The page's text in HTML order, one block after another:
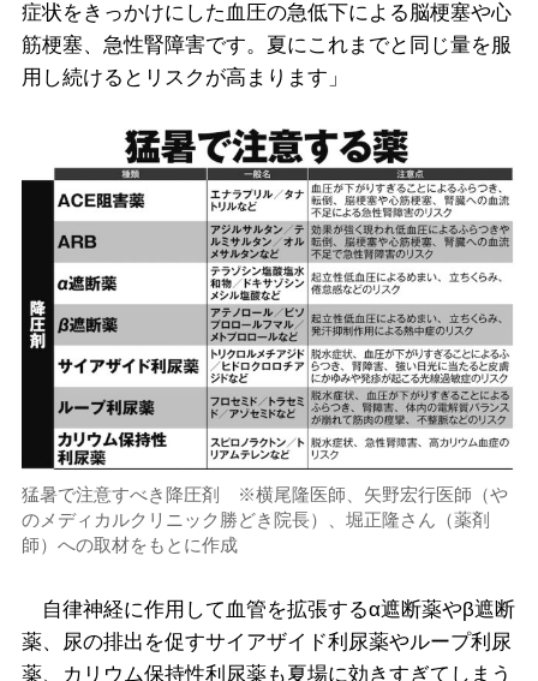
症状をきっかけにした血圧の急低下による脳梗塞や心
筋梗塞、急性腎障害です。夏にこれまでと同じ量を服
用し続けるとリスクが高まります」
猛暑で注意すべき降圧剤 ※横尾隆医師、矢野宏行医師（や
のメディカルクリニック勝どき院長）、堀正隆さん（薬剤
師）への取材をもとに作成
自律神経に作用して血管を拡張するα遮断薬やβ遮断
薬、尿の排出を促すサイアザイド利尿薬やループ利尿
薬、カリウム保持性利尿薬も夏場に効きすぎてしまう